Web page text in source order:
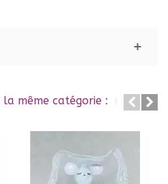
même catégorie :